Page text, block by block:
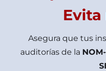
Asegura que tus
auditorías de la